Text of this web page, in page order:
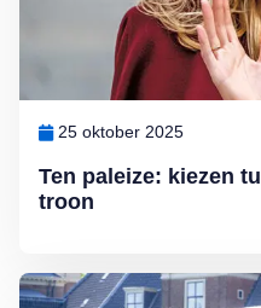
Ten paleize: kiezen
troon
25 oktober 2025
Lees meer over Binnenkijken